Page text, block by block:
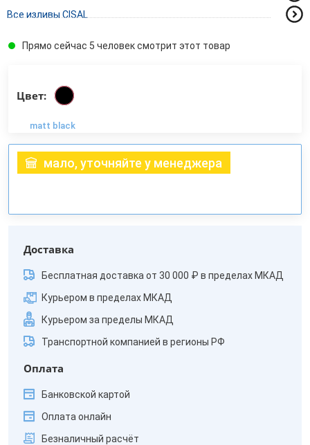
Все изливы CISAL
Прямо сейчас 5 человек смотрит этот товар
Цвет:
matt black
мало, уточняйте у менеджера
Доставка
Бесплатная доставка от 30 000 ₽ в пределах МКАД
Курьером в пределах МКАД
Курьером за пределы МКАД
Транспортной компанией в регионы РФ
Оплата
Банковской картой
Оплата онлайн
Безналичный расчёт